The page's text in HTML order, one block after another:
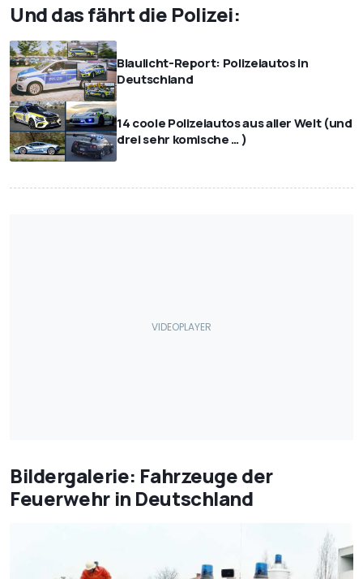
Und das fährt die Polizei:
Blaulicht-Report: Polizeiautos in
Deutschland
14 coole Polizeiautos aus aller Welt (und
drei sehr komische … )
Bildergalerie: Fahrzeuge der
Feuerwehr in Deutschland